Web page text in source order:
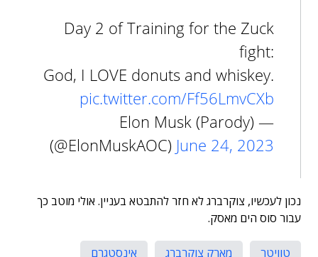
Day 2 of Training for the Zuck
fight:
God, I LOVE donuts and whiskey.
pic.twitter.com/Ff56LmvCXb
— Elon Musk (Parody)
(@ElonMuskAOC) June 24, 2023
נכון לעכשיו, צוקרברג לא חזר להתבטא בעניין. אולי מוטב כך
עבור סוס הים מאסק.
טוויטר מארק צוקרברג
אינסטגרם